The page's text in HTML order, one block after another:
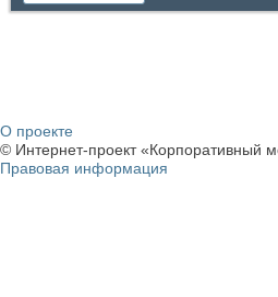
О проекте
© Интернет-проект «Корпоративный
Правовая информация